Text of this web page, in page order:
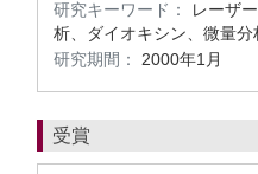
研究キーワード：
レーザ
析、ダイオキシン、微量分
研究期間：
2000年1月
受賞